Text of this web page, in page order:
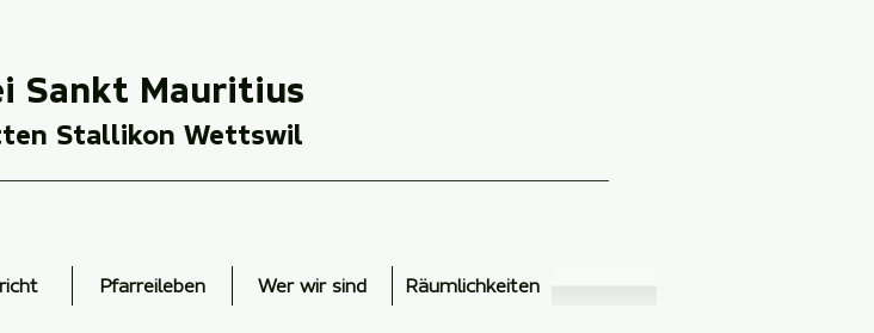
Sankt Mauritius
Stallikon Wettswil
Pfarreileben Wer wir sind Räumlichkeiten